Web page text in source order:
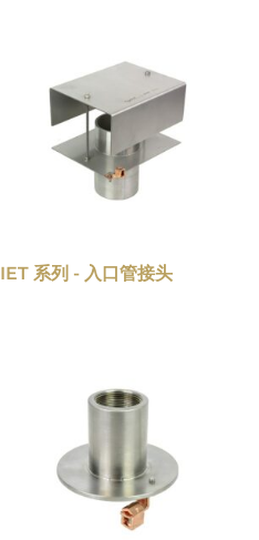
IET 系列 - 入口管接头